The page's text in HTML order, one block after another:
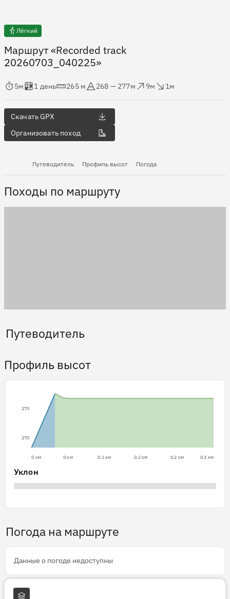
Лёгкий
Маршрут «Recorded track
20260703_040225»
в пути
5м
Оценка в днях
1 день
Дистанция
265 м
Абсолютная высота
268 — 277м
9м
1м
Скачать GPX
Организовать поход
Путеводитель Профиль высот Погода
Походы по маршруту
Путеводитель
Профиль высот
270
275
0 км 0 км 0.1 км 0.2 км 0.2 км 0.3 км
Уклон
Погода на маршруте
Данные о погоде недоступны